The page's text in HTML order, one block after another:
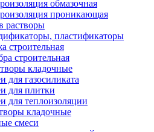
обмазочная
проникающая
растворы
пластификаторы
строительная
строительная
кладочные
для газосиликата
для плитки
для теплоизоляции
кладочные
смеси